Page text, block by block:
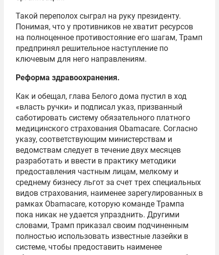
Такой переполох сыграл на руку президенту.
Понимая, что у противников не хватит ресурсов
на полноценное противостояние его шагам, Трамп
предпринял решительное наступление по
ключевым для него направлениям.
Реформа здравоохранения.
Как и обещал, глава Белого дома пустил в ход
«власть ручки» и подписал указ, призванный
саботировать систему обязательного платного
медицинского страхования Obamacare. Согласно
указу, соответствующим министерствам и
ведомствам следует в течение двух месяцев
разработать и ввести в практику методики
предоставления частным лицам, мелкому и
среднему бизнесу льгот за счет трех специальных
видов страхования, наименее зарегулированных в
рамках Obamacare, которую команде Трампа
пока никак не удается упразднить. Другими
словами, Трамп приказал своим подчиненным
полностью использовать известные лазейки в
системе, чтобы предоставить наименее